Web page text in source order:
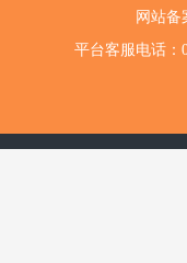
网站
平台客服电话：